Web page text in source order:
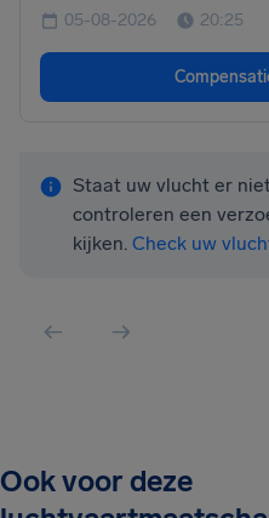
05-08-2026 20:25
Staat uw vlucht er
controleren een
kijken. Check uw
Ook voor deze